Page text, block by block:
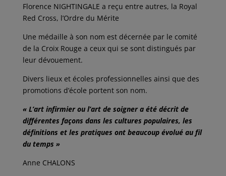
Florence NIGHTINGALE a reçu entre autres, la Royal
Red Cross, l’Ordre du Mérite
Une médaille à son nom est décernée par le comité
de la Croix Rouge a ceux qui se sont distingués par
leur dévouement.
Divers lieux et écoles professionnelles ainsi que des
promotions d’école portent son nom.
« L’art infirmier ou l’art de soigner a été décrit de
différentes façons dans les cultures populaires, les
définitions et les pratiques ont beaucoup évolué au fil
du temps »
Anne CHALONS